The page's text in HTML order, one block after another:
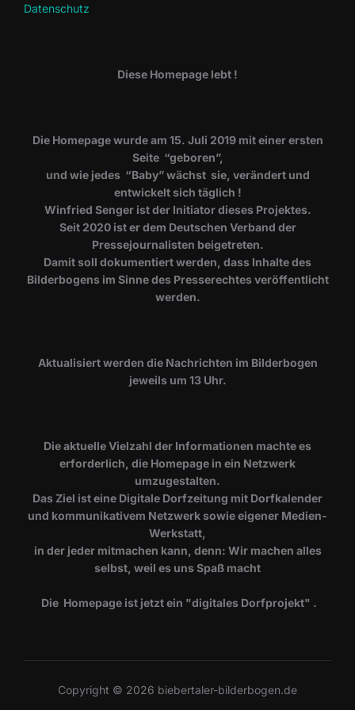
Datenschutz
Diese Homepage lebt !
Die Homepage wurde am 15. Juli 2019 mit einer ersten
Seite “geboren”,
und wie jedes “Baby” wächst sie, verändert und
entwickelt sich täglich !
Winfried Senger ist der Initiator dieses Projektes.
Seit 2020 ist er dem Deutschen Verband der
Pressejournalisten beigetreten.
Damit soll dokumentiert werden, dass Inhalte des
Bilderbogens im Sinne des Presserechtes veröffentlicht
werden.
​Aktualisiert werden die Nachrichten im Bilderbogen
jeweils um 13 Uhr.
Die aktuelle Vielzahl der Informationen machte es
erforderlich, die Homepage in ein Netzwerk
umzugestalten.
Das Ziel ist eine Digitale Dorfzeitung mit Dorfkalender
und kommunikativem Netzwerk sowie eigener Medien-
Werkstatt,
in der jeder mitmachen kann, denn: Wir machen alles
selbst, weil es uns Spaß macht
Die Homepage ist jetzt ein "digitales Dorfprojekt" .
Copyright © 2026 biebertaler-bilderbogen.de